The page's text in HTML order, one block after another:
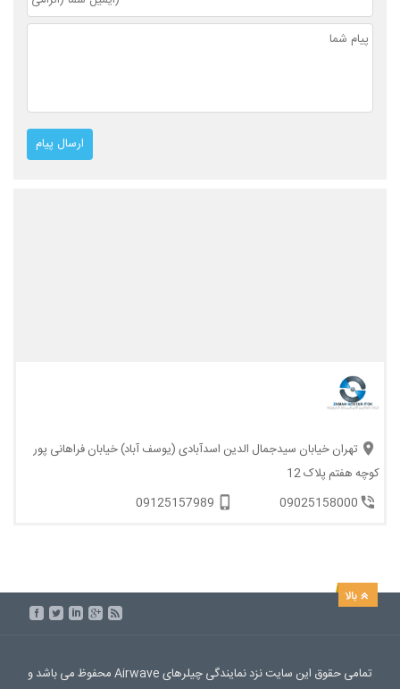
تهران خیابان سیدجمال الدین اسدآبادی (یوسف آباد) خیابان فراهانی پور
کوچه هفتم پلاک 12
09025158000
09125157989
تمامی حقوق این سایت نزد نمایندگی چیلرهای Airwave محفوظ می باشد و